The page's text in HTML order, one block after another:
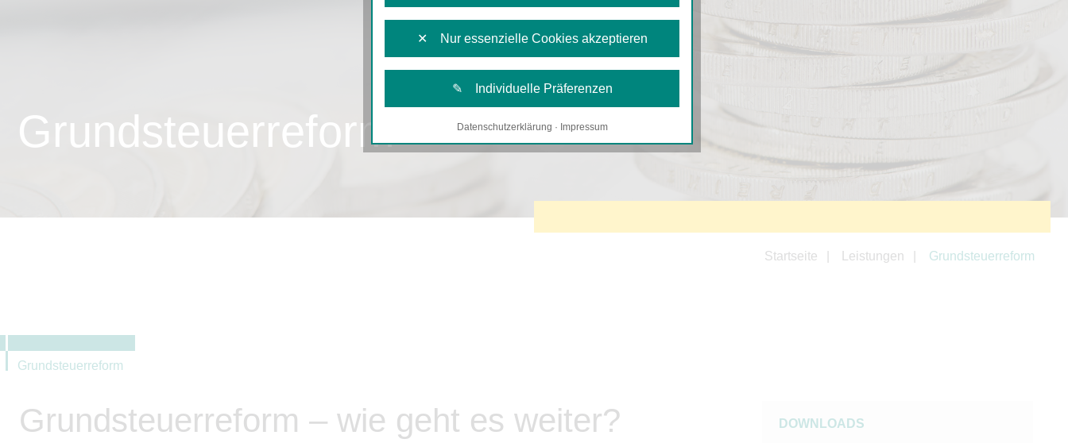
Grundsteuerreform
Startseite Leistungen Grundsteuerreform
Grundsteuerreform
Grundsteuerreform – wie geht es weiter? DOWNLOADS
✕ Nur essenzielle Cookies akzeptieren
✎ Individuelle Präferenzen
Notwendige Cookies
Datenschutzerklärung · Impressum